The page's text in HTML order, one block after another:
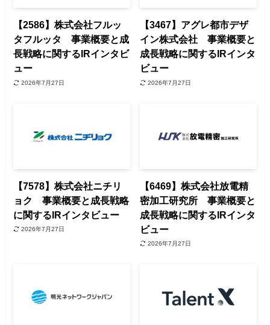
【2586】株式会社フルッ
タフルッタ 事業概要と成
長戦略に関するIRインタビ
ュー
2026年7月27日
【3467】アグレ都市デザ
イン株式会社 事業概要と
成長戦略に関するIRインタ
ビュー
2026年7月27日
【7578】株式会社ニチリ
ョク 事業概要と成長戦略
に関するIRインタビュー
2026年7月27日
【6469】株式会社放電精
密加工研究所 事業概要と
成長戦略に関するIRインタ
ビュー
2026年7月27日